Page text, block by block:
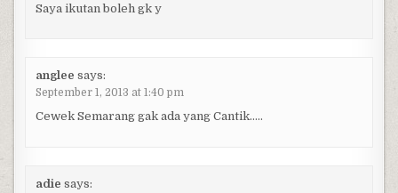
Saya ikutan boleh gk y
anglee says:
September 1, 2013 at 1:40 pm
Cewek Semarang gak ada yang Cantik…..
adie says: